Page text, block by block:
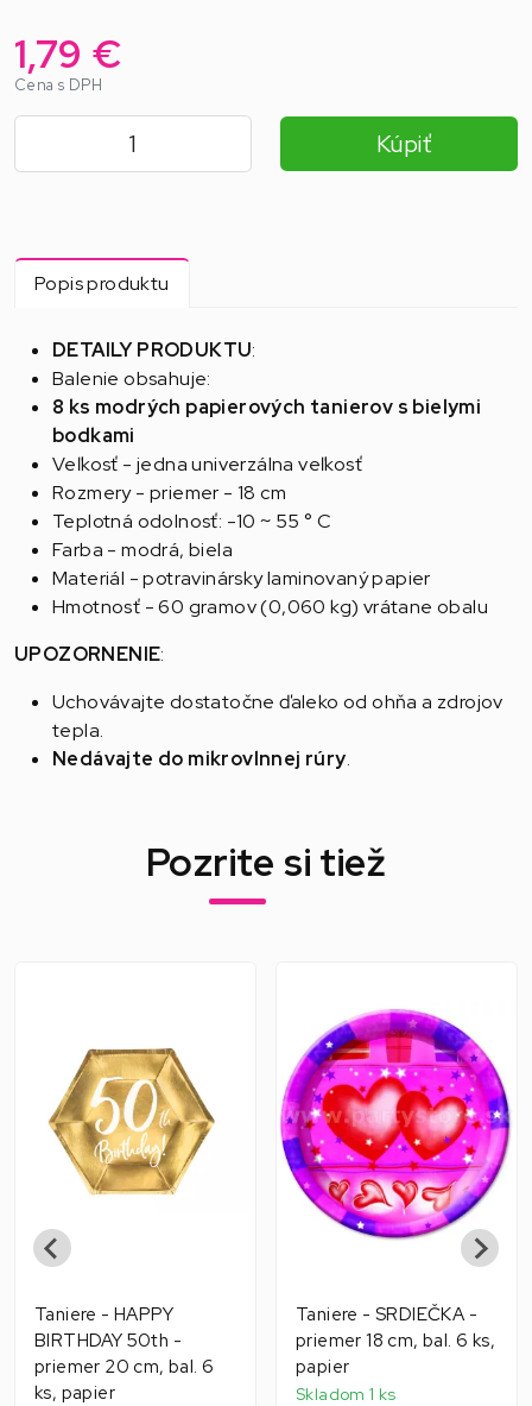
1,79 €
Cena s DPH
Kúpiť
Popis produktu
DETAILY PRODUKTU:
Balenie obsahuje:
8 ks modrých papierových tanierov s bielymi
bodkami
Veľkosť - jedna univerzálna veľkosť
Rozmery - priemer - 18 cm
Teplotná odolnosť: -10 ~ 55 ° C
Farba - modrá, biela
Materiál - potravinársky laminovaný papier
Hmotnosť - 60 gramov (0,060 kg) vrátane obalu
UPOZORNENIE:
Uchovávajte dostatočne ďaleko od ohňa a zdrojov
tepla.
Nedávajte do mikrovlnnej rúry.
Pozrite si tiež
Taniere - HAPPY
BIRTHDAY 50th -
priemer 20 cm, bal. 6
ks, papier
Taniere - SRDIEČKA -
priemer 18 cm, bal. 6 ks,
papier
Skladom 1 ks